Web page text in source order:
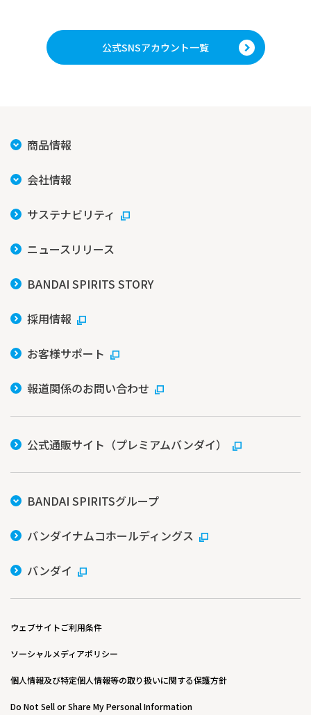
公式SNSアカウント一覧
商品情報
会社情報
サステナビリティ
ニュースリリース
BANDAI SPIRITS STORY
採用情報
お客様サポート
報道関係のお問い合わせ
公式通販サイト（プレミアムバンダイ）
BANDAI SPIRITSグループ
バンダイナムコホールディングス
バンダイ
ウェブサイトご利用条件
ソーシャルメディアポリシー
個人情報及び特定個人情報等の取り扱いに関する保護方針
Do Not Sell or Share My Personal Information